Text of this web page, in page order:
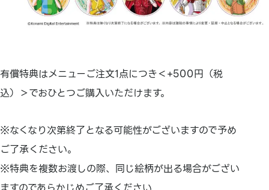
有償特典はメニューご注文1点につき＜+500円（税
込）＞でおひとつご購入いただけます。
※なくなり次第終了となる可能性がございますので予め
ご了承ください。
※特典を複数お渡しの際、同じ絵柄が出る場合がござい